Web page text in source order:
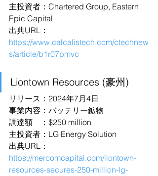
主投資者：Chartered Group, Eastern
Epic Capital
出典URL：
https://www.calcalistech.com/ctechnew
s/article/b1r07pmvc
Liontown Resources (豪州)
リリース：2024年7月4日
事業内容：バッテリー鉱物
調達額　：$250 million
主投資者：LG Energy Solution
出典URL：
https://mercomcapital.com/liontown-
resources-secures-250-million-lg-